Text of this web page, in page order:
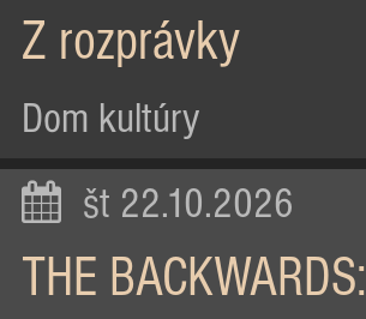
Z rozprávky
Dom kultúry
št 22.10.2026
THE BACKWARDS: